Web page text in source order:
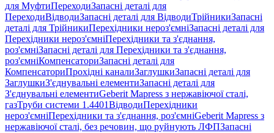
для МуфтиПереходиЗапасні деталі для
ПереходиВідводиЗапасні деталі для ВідводиТрійникиЗапасні
деталі для ТрійникиПерехідники нероз'ємніЗапасні деталі для
Перехідники нероз'ємніПерехідники та з'єднання,
роз'ємніЗапасні деталі для Перехідники та з'єднання,
роз'ємніКомпенсаториЗапасні деталі для
КомпенсаториПрохідні каналиЗаглушкиЗапасні деталі для
ЗаглушкиЗ'єднувальні елементиЗапасні деталі для
З'єднувальні елементиGeberit Mapress з нержавіючої сталі,
газТруби системи 1.4401ВідводиПерехідники
нероз'ємніПерехідники та з'єднання, роз'ємніGeberit Mapress з
нержавіючої сталі, без речовин, що руйнують ЛФПЗапасні